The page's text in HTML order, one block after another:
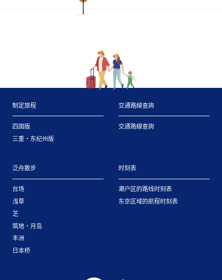
制定旅程
四国版
三重・东纪州版
交通路線查詢
交通路線查詢
泛舟散步
台场
浅草
芝
筑地・月岛
丰洲
日本桥
时刻表
濑户区的路线时刻表
东京区域的航程时刻表